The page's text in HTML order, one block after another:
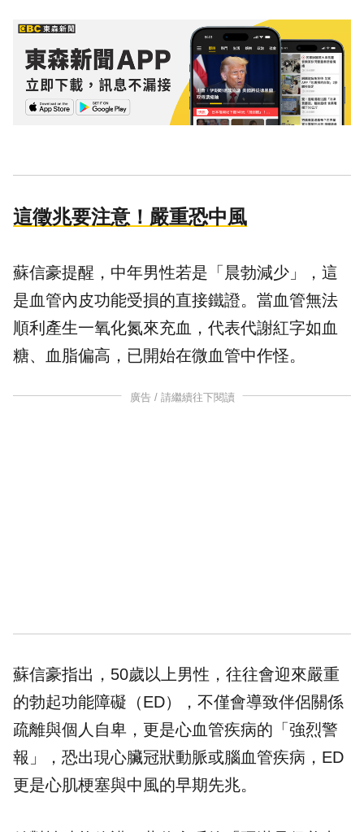
這徵兆要注意！嚴重恐中風
蘇信豪提醒，中年男性若是「晨勃減少」，這
是血管內皮功能受損的直接鐵證。當血管無法
順利產生一氧化氮來充血，代表代謝紅字如血
糖、血脂偏高，已開始在微血管中作怪。
廣告 / 請繼續往下閱讀
蘇信豪指出，50歲以上男性，往往會迎來嚴重
的勃起功能障礙 （ED），不僅會導致伴侶關係
疏離與個人自卑，更是心血管疾病的「強烈警
報」，恐出現心臟冠狀動脈或腦血管疾病，ED
更是心肌梗塞與中風的早期先兆。